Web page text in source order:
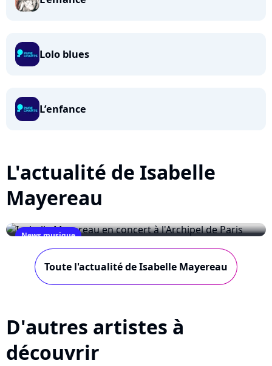
Lolo blues
L’enfance
L'actualité de Isabelle
Mayereau
News musique
Isabelle Mayereau en concert à l'Archipel de
Paris
October 29, 2009
Toute l'actualité de Isabelle Mayereau
D'autres artistes à
découvrir